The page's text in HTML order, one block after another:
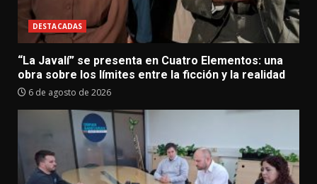
DESTACADAS
“La Javalí” se presenta en Cuatro Elementos: una
obra sobre los límites entre la ficción y la realidad
6 de agosto de 2026